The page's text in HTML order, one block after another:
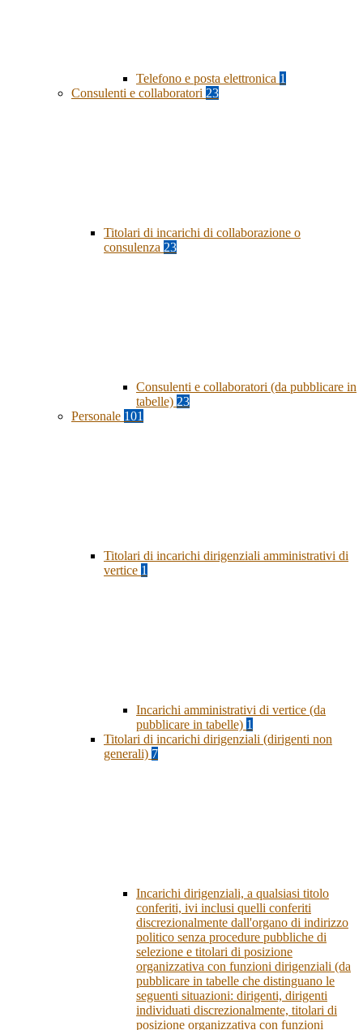
Telefono e posta elettronica 1
Consulenti e collaboratori 23
Titolari di incarichi di collaborazione o
consulenza 23
Consulenti e collaboratori (da pubblicare in
tabelle) 23
Personale 101
Titolari di incarichi dirigenziali amministrativi di
vertice 1
Incarichi amministrativi di vertice (da
pubblicare in tabelle) 1
Titolari di incarichi dirigenziali (dirigenti non
generali) 7
Incarichi dirigenziali, a qualsiasi titolo
conferiti, ivi inclusi quelli conferiti
discrezionalmente dall'organo di indirizzo
politico senza procedure pubbliche di
selezione e titolari di posizione
organizzativa con funzioni dirigenziali (da
pubblicare in tabelle che distinguano le
seguenti situazioni: dirigenti, dirigenti
individuati discrezionalmente, titolari di
posizione organizzativa con funzioni